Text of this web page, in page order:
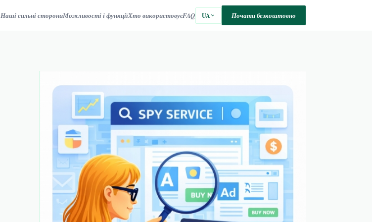
Наші сильні сторониМожливості і функціїХто використовуєFAQ UA Почати безкоштовно